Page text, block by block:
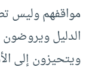
مواقفهم وليس
الدليل
ويتحيزون إلى